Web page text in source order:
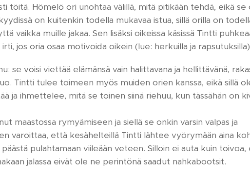
töitä. Hömelö ori unohtaa välillä, mitä pitikään tehdä, eikä se
on kuitenkin todella mukavaa istua, sillä orilla on
vaikka muille jakaa. Sen lisäksi oikeissa käsissä Tintti
jos oria osaa motivoida oikein (lue: herkuilla ja
se voisi viettää elämänsä vain halittavana ja hellittävänä,
Tintti tulee toimeen myös muiden orien kanssa, eikä sillä
ja ihmettelee, mitä se toinen siinä riehuu, kun tässähän on
maastossa rymyämiseen ja siellä se onkin varsin valpas ja
varoittaa, että kesähelteillä Tintti lähtee vyörymään aina
pulahtamaan viileään veteen. Silloin ei auta kuin toivoa,
jalassa eivät ole ne perintönä saadut nahkabootsit.